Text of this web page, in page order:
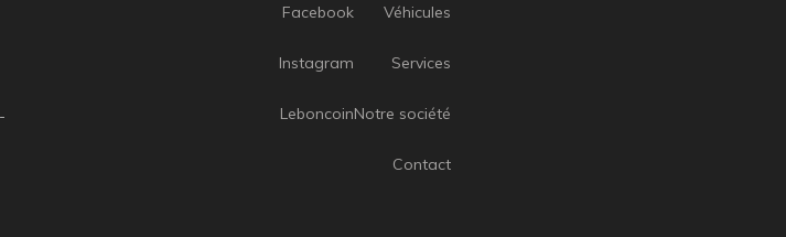
Facebook
Instagram
Leboncoin
Véhicules
Services
Notre société
Contact